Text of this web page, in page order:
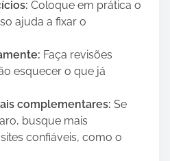
Coloque em prática o
ajuda a fixar o
Faça revisões
esquecer o que já
complementares: Se
busque mais
confiáveis, como o